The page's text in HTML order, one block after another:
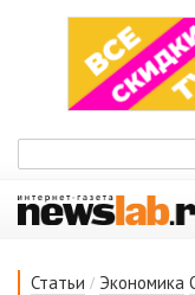
Статьи / Экономика